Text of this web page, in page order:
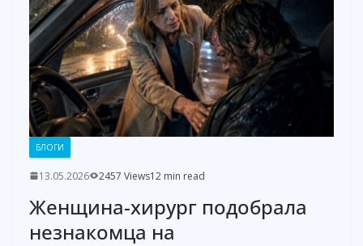
БЛОГИ
13.05.2026 2457 Views12 min read
Женщина-хирург подобрала
незнакомца на